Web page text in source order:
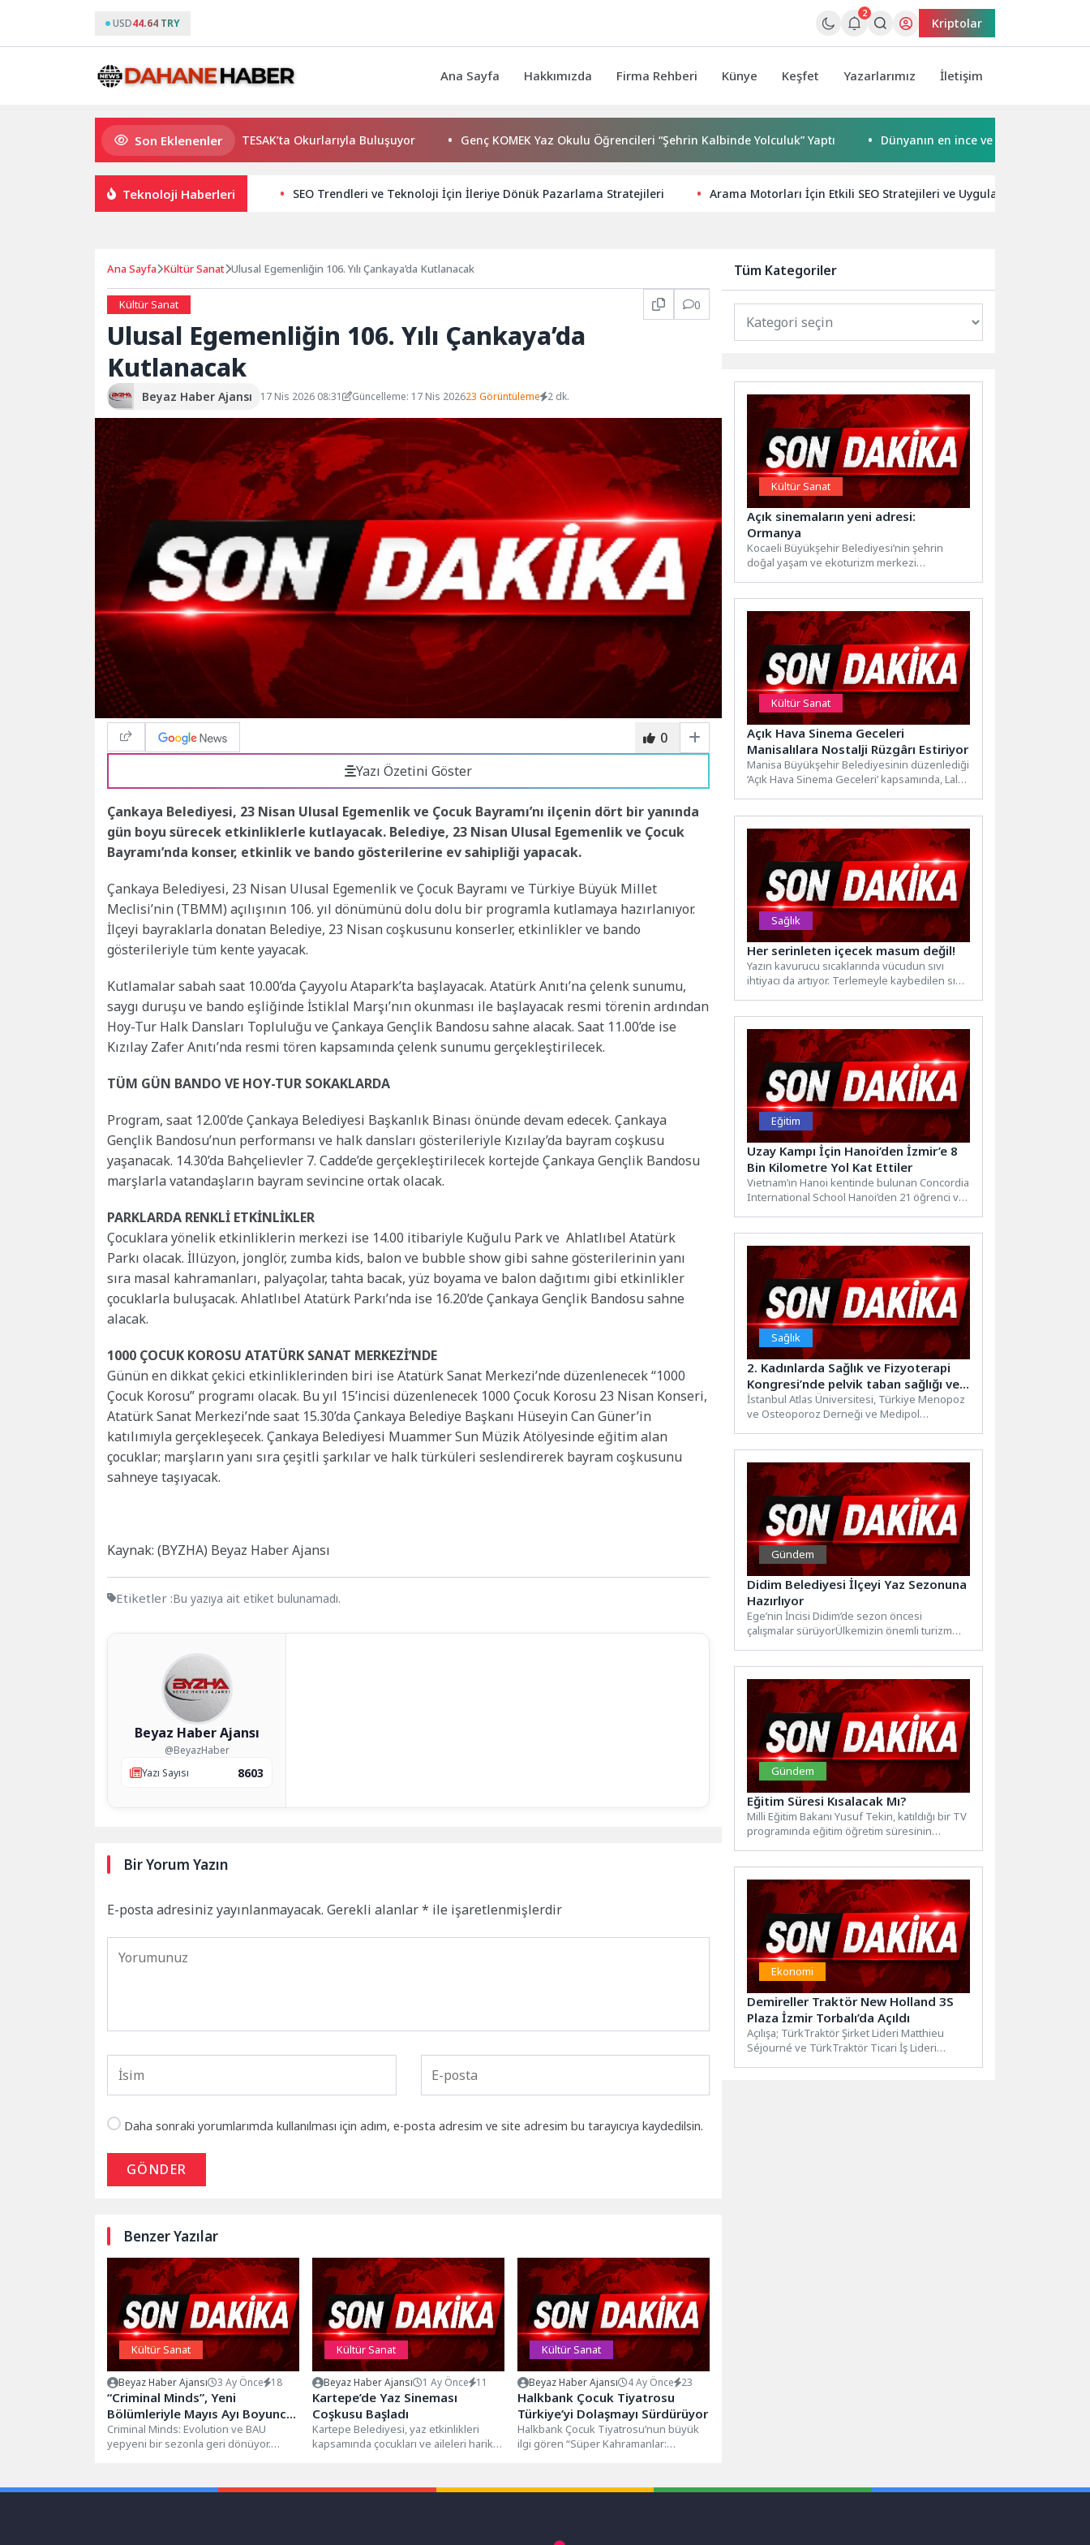
USD44.64 TRY
2
Kriptolar
Ana Sayfa Hakkımızda Firma Rehberi Künye Keşfet Yazarlarımız İletişim
Son Eklenenler
Usta Yazar Burhan Sönmez TESAK’ta Okurlarıyla Buluşuyor Genç KOMEK Yaz Okulu Öğrencileri “Şehrin Kalbinde Yolculuk” Yaptı Dünyanın en ince ve en güçlü katlanabilir
Teknoloji Haberleri SEO Trendleri ve Teknoloji İçin İleriye Dönük Pazarlama Stratejileri Arama Motorları İçin Etkili SEO Stratejileri ve Uygulamaları
Ana Sayfa Kültür Sanat Ulusal Egemenliğin 106. Yılı Çankaya’da Kutlanacak
Kültür Sanat 0
Ulusal Egemenliğin 106. Yılı Çankaya’da
Kutlanacak
Beyaz Haber Ajansı 17 Nis 2026 08:31 Güncelleme: 17 Nis 202623 Görüntüleme 2 dk.
0
Yazı Özetini Göster
Çankaya Belediyesi, 23 Nisan Ulusal Egemenlik ve Çocuk Bayramı’nı ilçenin dört bir yanında
gün boyu sürecek etkinliklerle kutlayacak. Belediye, 23 Nisan Ulusal Egemenlik ve Çocuk
Bayramı’nda konser, etkinlik ve bando gösterilerine ev sahipliği yapacak.
Çankaya Belediyesi, 23 Nisan Ulusal Egemenlik ve Çocuk Bayramı ve Türkiye Büyük Millet
Meclisi’nin (TBMM) açılışının 106. yıl dönümünü dolu dolu bir programla kutlamaya hazırlanıyor.
İlçeyi bayraklarla donatan Belediye, 23 Nisan coşkusunu konserler, etkinlikler ve bando
gösterileriyle tüm kente yayacak.
Kutlamalar sabah saat 10.00’da Çayyolu Atapark’ta başlayacak. Atatürk Anıtı’na çelenk sunumu,
saygı duruşu ve bando eşliğinde İstiklal Marşı’nın okunması ile başlayacak resmi törenin ardından
Hoy-Tur Halk Dansları Topluluğu ve Çankaya Gençlik Bandosu sahne alacak. Saat 11.00’de ise
Kızılay Zafer Anıtı’nda resmi tören kapsamında çelenk sunumu gerçekleştirilecek.
TÜM GÜN BANDO VE HOY-TUR SOKAKLARDA
Program, saat 12.00’de Çankaya Belediyesi Başkanlık Binası önünde devam edecek. Çankaya
Gençlik Bandosu’nun performansı ve halk dansları gösterileriyle Kızılay’da bayram coşkusu
yaşanacak. 14.30’da Bahçelievler 7. Cadde’de gerçekleştirilecek kortejde Çankaya Gençlik Bandosu
marşlarla vatandaşların bayram sevincine ortak olacak.
PARKLARDA RENKLİ ETKİNLİKLER
Çocuklara yönelik etkinliklerin merkezi ise 14.00 itibariyle Kuğulu Park ve Ahlatlıbel Atatürk
Parkı olacak. İllüzyon, jonglör, zumba kids, balon ve bubble show gibi sahne gösterilerinin yanı
sıra masal kahramanları, palyaçolar, tahta bacak, yüz boyama ve balon dağıtımı gibi etkinlikler
çocuklarla buluşacak. Ahlatlıbel Atatürk Parkı’nda ise 16.20’de Çankaya Gençlik Bandosu sahne
alacak.
1000 ÇOCUK KOROSU ATATÜRK SANAT MERKEZİ’NDE
Günün en dikkat çekici etkinliklerinden biri ise Atatürk Sanat Merkezi’nde düzenlenecek “1000
Çocuk Korosu” programı olacak. Bu yıl 15’incisi düzenlenecek 1000 Çocuk Korosu 23 Nisan Konseri,
Atatürk Sanat Merkezi’nde saat 15.30’da Çankaya Belediye Başkanı Hüseyin Can Güner’in
katılımıyla gerçekleşecek. Çankaya Belediyesi Muammer Sun Müzik Atölyesinde eğitim alan
çocuklar; marşların yanı sıra çeşitli şarkılar ve halk türküleri seslendirerek bayram coşkusunu
sahneye taşıyacak.
Kaynak: (BYZHA) Beyaz Haber Ajansı
Etiketler :Bu yazıya ait etiket bulunamadı.
Beyaz Haber Ajansı
@BeyazHaber
Yazı Sayısı
8603
Bir Yorum Yazın
E-posta adresiniz yayınlanmayacak. Gerekli alanlar* ile işaretlenmişlerdir
Daha sonraki yorumlarımda kullanılması için adım, e-posta adresim ve site adresim bu tarayıcıya kaydedilsin.
GÖNDER
Benzer Yazılar
Kültür Sanat
Beyaz Haber Ajansı 3 Ay Önce 18
“Criminal Minds”, Yeni
Bölümleriyle Mayıs Ayı Boyunca
Perşembe Günleri 21.30’da FX
Ekranlarında!
Criminal Minds: Evolution ve BAU
yepyeni bir sezonla geri dönüyor.
Kültür Sanat
Beyaz Haber Ajansı 1 Ay Önce 11
Kartepe’de Yaz Sineması
Coşkusu Başladı
Kartepe Belediyesi, yaz etkinlikleri
kapsamında çocukları ve aileleri harika
Kültür Sanat
Beyaz Haber Ajansı 4 Ay Önce 23
Halkbank Çocuk Tiyatrosu
Türkiye’yi Dolaşmayı Sürdürüyor
Halkbank Çocuk Tiyatrosu’nun büyük
ilgi gören “Süper Kahramanlar:
Tüm Kategoriler
Kültür Sanat
Açık sinemaların yeni adresi:
Ormanya
Kocaeli Büyükşehir Belediyesi’nin şehrin
doğal yaşam ve ekoturizm merkezi
Kültür Sanat
Açık Hava Sinema Geceleri
Manisalılara Nostalji Rüzgârı Estiriyor
Manisa Büyükşehir Belediyesinin düzenlediği
‘Açık Hava Sinema Geceleri’ kapsamında, Laleli
Sağlık
Her serinleten içecek masum değil!
Yazın kavurucu sıcaklarında vücudun sıvı
ihtiyacı da artıyor. Terlemeyle kaybedilen sıvı
Eğitim
Uzay Kampı İçin Hanoi’den İzmir’e 8
Bin Kilometre Yol Kat Ettiler
Vietnam’ın Hanoi kentinde bulunan Concordia
International School Hanoi’den 21 öğrenci ve
Sağlık
2. Kadınlarda Sağlık ve Fizyoterapi
Kongresi’nde pelvik taban sağlığı ve
menopoz ele alındı
İstanbul Atlas Üniversitesi, Türkiye Menopoz
ve Osteoporoz Derneği ve Medipol
Gündem
Didim Belediyesi İlçeyi Yaz Sezonuna
Hazırlıyor
Ege’nin İncisi Didim’de sezon öncesi
çalışmalar sürüyorÜlkemizin önemli turizm
Gündem
Eğitim Süresi Kısalacak Mı?
Milli Eğitim Bakanı Yusuf Tekin, katıldığı bir TV
programında eğitim öğretim süresinin
Ekonomi
Demireller Traktör New Holland 3S
Plaza İzmir Torbalı’da Açıldı
Açılışa; TürkTraktör Şirket Lideri Matthieu
Séjourné ve TürkTraktör Ticari İş Lideri